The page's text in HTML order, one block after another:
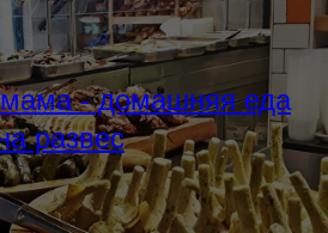
- домашняя еда
развес